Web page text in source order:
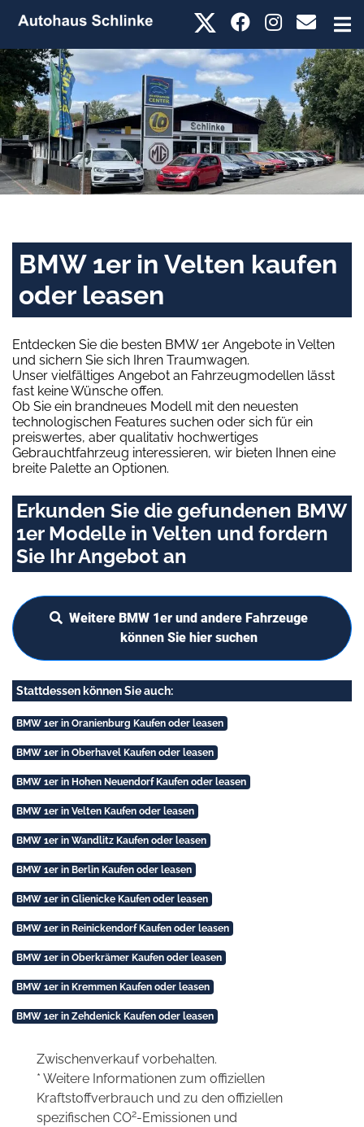
BMW 1er in Velten kaufen
oder leasen
Entdecken Sie die besten BMW 1er Angebote in Velten
und sichern Sie sich Ihren Traumwagen.
Unser vielfältiges Angebot an Fahrzeugmodellen lässt
fast keine Wünsche offen.
Ob Sie ein brandneues Modell mit den neuesten
technologischen Features suchen oder sich für ein
preiswertes, aber qualitativ hochwertiges
Gebrauchtfahrzeug interessieren, wir bieten Ihnen eine
breite Palette an Optionen.
Erkunden Sie die gefundenen BMW
1er Modelle in Velten und fordern
Sie Ihr Angebot an
Weitere BMW 1er und andere Fahrzeuge
können Sie hier suchen
Stattdessen können Sie auch:
BMW 1er in Oranienburg Kaufen oder leasen
BMW 1er in Oberhavel Kaufen oder leasen
BMW 1er in Hohen Neuendorf Kaufen oder leasen
BMW 1er in Velten Kaufen oder leasen
BMW 1er in Wandlitz Kaufen oder leasen
BMW 1er in Berlin Kaufen oder leasen
BMW 1er in Glienicke Kaufen oder leasen
BMW 1er in Reinickendorf Kaufen oder leasen
BMW 1er in Oberkrämer Kaufen oder leasen
BMW 1er in Kremmen Kaufen oder leasen
BMW 1er in Zehdenick Kaufen oder leasen
Zwischenverkauf vorbehalten.
* Weitere Informationen zum offiziellen
Kraftstoffverbrauch und zu den offiziellen
spezifischen CO2-Emissionen und